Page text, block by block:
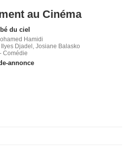
au Cinéma
du ciel
Hamidi
Djadel, Josiane Balasko
Comédie
annonce